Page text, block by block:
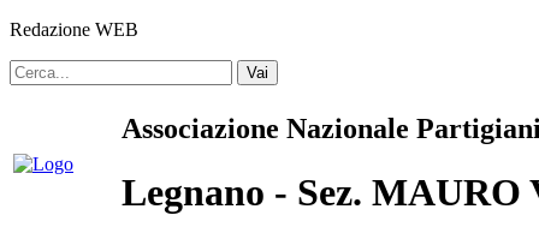
Redazione WEB
Vai
Associazione Nazionale
Legnano - Sez.